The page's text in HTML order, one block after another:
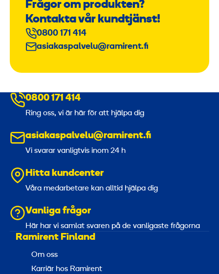
Frågor om produkten?
Kontakta vår kundtjänst!
0800 171 414
asiakaspalvelu@ramirent.fi
0800 171 414
Ring oss, vi är här för att hjälpa dig
asiakaspalvelu@ramirent.fi
Vi svarar vanligtvis inom 24 h
Hitta kundcenter
Våra medarbetare kan alltid hjälpa dig
Vanliga frågor
Här har vi samlat svaren på de vanligaste frågorna
Ramirent Finland
Om oss
Karriär hos Ramirent